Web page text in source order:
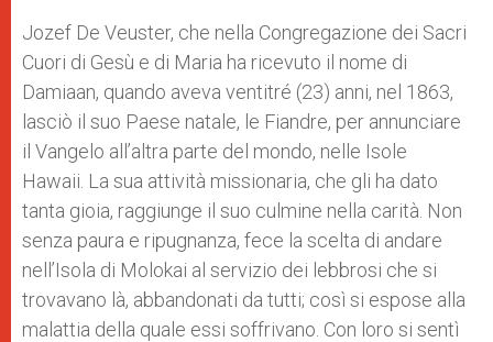
Jozef De Veuster, che nella Congregazione dei Sacri
Cuori di Gesù e di Maria ha ricevuto il nome di
Damiaan, quando aveva ventitré (23) anni, nel 1863,
lasciò il suo Paese natale, le Fiandre, per annunciare
il Vangelo all’altra parte del mondo, nelle Isole
Hawaii. La sua attività missionaria, che gli ha dato
tanta gioia, raggiunge il suo culmine nella carità. Non
senza paura e ripugnanza, fece la scelta di andare
nell’Isola di Molokai al servizio dei lebbrosi che si
trovavano là, abbandonati da tutti; così si espose alla
malattia della quale essi soffrivano. Con loro si sentì